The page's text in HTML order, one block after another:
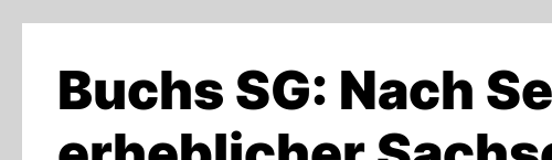
Buchs SG: Nach